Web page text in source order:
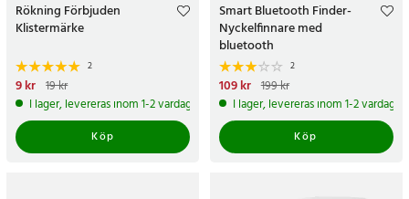
Rökning Förbjuden
Klistermärke
2
Nuvarande pris
pris:19 kr
9 kr 19 kr
I lager, levereras inom 1-2 vardagar
Köp
Smart Bluetooth Finder-
Nyckelfinnare med
bluetooth
2
Nuvarande pris
pris:199 kr
109 kr 199 kr
I lager, levereras inom 1-2 vardagar
Köp